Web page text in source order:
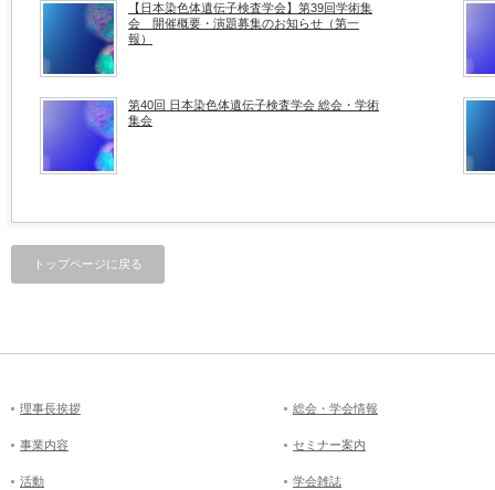
【日本染色体遺伝子検査学会】第39回学術集
会 開催概要・演題募集のお知らせ（第一
報）
第40回 日本染色体遺伝子検査学会 総会・学術
集会
トップページに戻る
理事長挨拶
事業内容
活動
総会・学会情報
セミナー案内
学会雑誌